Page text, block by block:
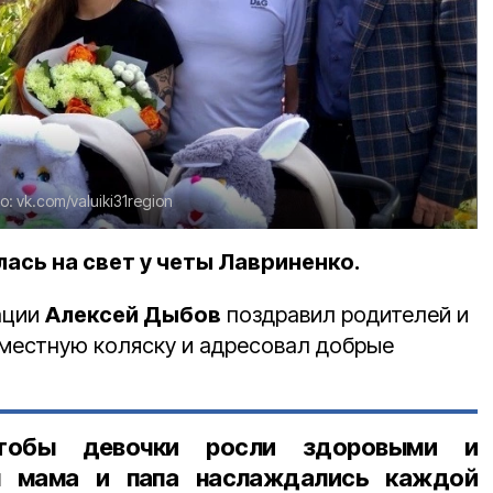
vk.com/valuiki31region
на свет у четы Лавриненко.
Алексей Дыбов поздравил родителей и
коляску и адресовал добрые
девочки росли здоровыми и
мама и папа наслаждались каждой